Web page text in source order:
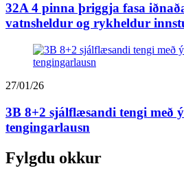
32A 4 pinna þriggja fasa
vatnsheldur og rykheldur
27/01/26
3B 8+2 sjálflæsandi tengi með
tengingarlausn
Fylgdu okkur